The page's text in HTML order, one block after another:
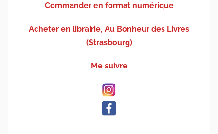
Commander en format numérique
Acheter en librairie, Au Bonheur des Livres
(Strasbourg)
Me suivre